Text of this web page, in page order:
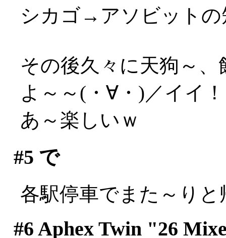
シカゴ→アソビットの
その後久々に天狗～
よ～～(・∀・)／イイ
あ～楽しいｗ
#5 で
各駅停車でまた～りと
#6 Aphex Twin "26